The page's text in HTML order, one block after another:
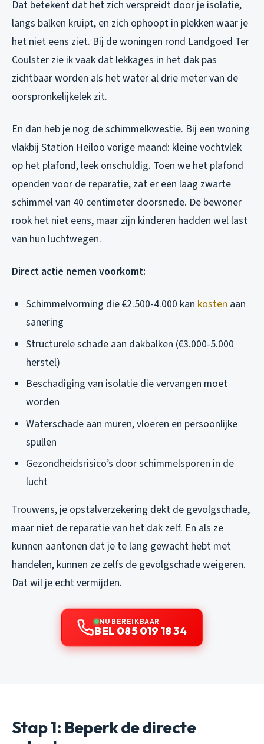
Dat betekent dat het zich verspreidt door je isolatie,
langs balken kruipt, en zich ophoopt in plekken waar je
het niet eens ziet. Bij de woningen rond Landgoed Ter
Coulster zie ik vaak dat lekkages in het dak pas
zichtbaar worden als het water al drie meter van de
oorspronkelijkelek zit.
En dan heb je nog de schimmelkwestie. Bij een woning
vlakbij Station Heiloo vorige maand: kleine vochtvlek
op het plafond, leek onschuldig. Toen we het plafond
openden voor de reparatie, zat er een laag zwarte
schimmel van 40 centimeter doorsnede. De bewoner
rook het niet eens, maar zijn kinderen hadden wel last
van hun luchtwegen.
Direct actie nemen voorkomt:
Schimmelvorming die €2.500-4.000 kan kosten aan
sanering
Structurele schade aan dakbalken (€3.000-5.000
herstel)
Beschadiging van isolatie die vervangen moet
worden
Waterschade aan muren, vloeren en persoonlijke
spullen
Gezondheidsrisico’s door schimmelsporen in de
lucht
Trouwens, je opstalverzekering dekt de gevolgschade,
maar niet de reparatie van het dak zelf. En als ze
kunnen aantonen dat je te lang gewacht hebt met
handelen, kunnen ze zelfs de gevolgschade weigeren.
Dat wil je echt vermijden.
NU BEREIKBAAR
BEL 085 019 18 34
Stap 1: Beperk de directe